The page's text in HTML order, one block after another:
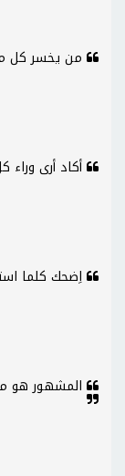
من يخسر كل
أكاد أرى وراء
اِضحك كلما
المشهور هو